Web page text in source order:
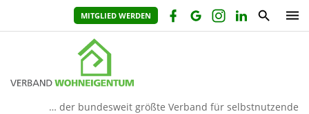
MITGLIED WERDEN
… der bundesweit größte Verband für selbstnutzende